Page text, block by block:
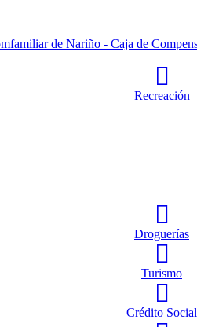
Recreación
Droguerías
Turismo
Crédito Social